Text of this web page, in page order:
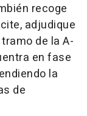
recoge
adjudique
de la A-
en fase
la
de